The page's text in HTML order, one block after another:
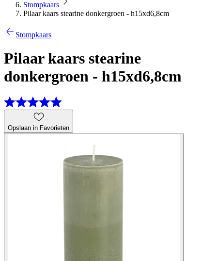
Stompkaars
Pilaar kaars stearine donkergroen - h15xd6,8cm
Stompkaars
Pilaar kaars stearine
donkergroen - h15xd6,8cm
Opslaan in Favorieten